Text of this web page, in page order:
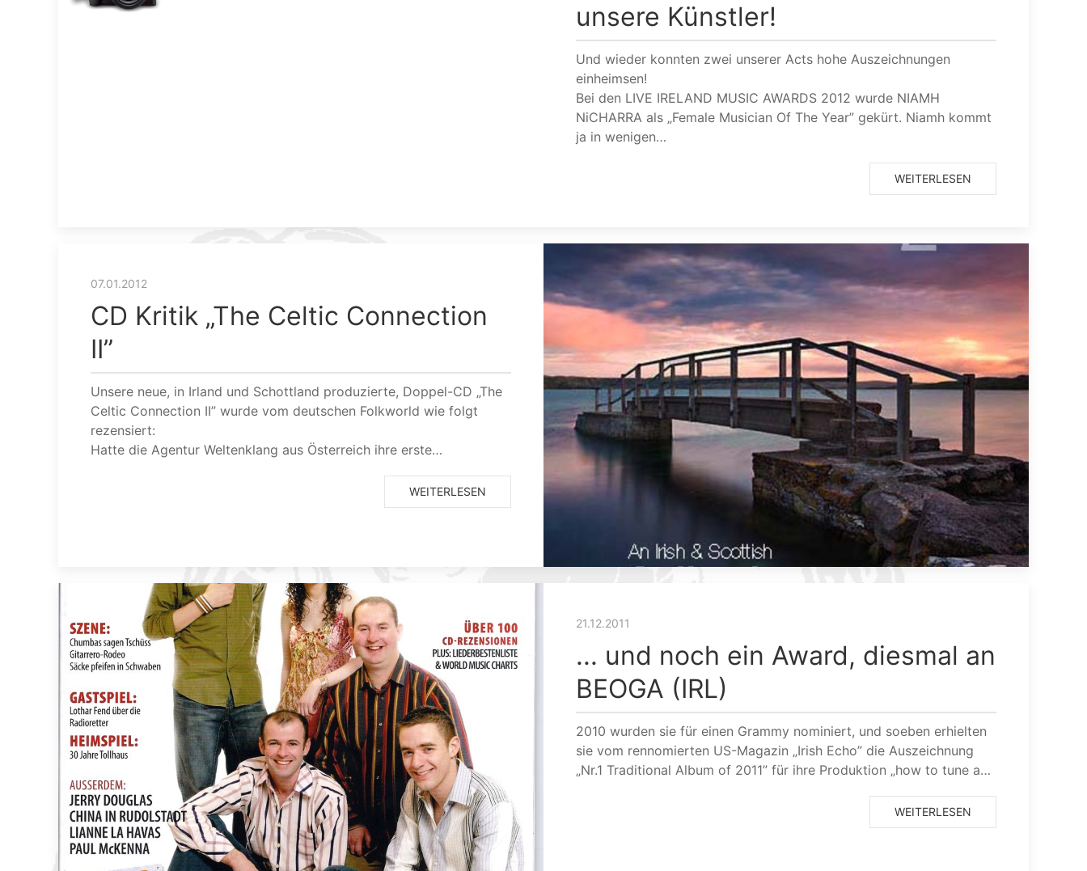
unsere Künstler!
Und wieder konnten zwei unserer Acts hohe Auszeichnungen
einheimsen!
Bei den LIVE IRELAND MUSIC AWARDS 2012 wurde NIAMH
NiCHARRA als „Female Musician Of The Year” gekürt. Niamh kommt
ja in wenigen…
WEITERLESEN
07.01.2012
CD Kritik „The Celtic Connection
II”
Unsere neue, in Irland und Schottland produzierte, Doppel-CD „The
Celtic Connection II” wurde vom deutschen Folkworld wie folgt
rezensiert:
Hatte die Agentur Weltenklang aus Österreich ihre erste…
WEITERLESEN
21.12.2011
... und noch ein Award, diesmal an
BEOGA (IRL)
2010 wurden sie für einen Grammy nominiert, und soeben erhielten
sie vom rennomierten US-Magazin „Irish Echo” die Auszeichnung
„Nr.1 Traditional Album of 2011” für ihre Produktion „how to tune a…
WEITERLESEN